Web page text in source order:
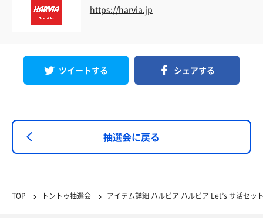
https://harvia.jp
ツイートする シェアする
抽選会に戻る
TOP トントゥ抽選会 アイテム詳細 ハルビア ハルビア Let’s サ活セッ